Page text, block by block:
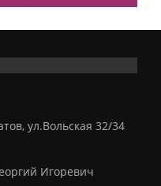
ул.Вольская 32/34
Игоревич